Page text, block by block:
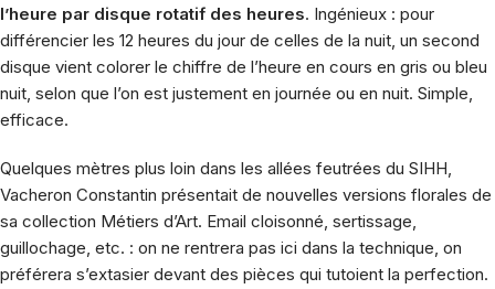
l’heure par disque rotatif des heures. Ingénieux : pour
différencier les 12 heures du jour de celles de la nuit, un second
disque vient colorer le chiffre de l’heure en cours en gris ou bleu
nuit, selon que l’on est justement en journée ou en nuit. Simple,
efficace.
Quelques mètres plus loin dans les allées feutrées du SIHH,
Vacheron Constantin présentait de nouvelles versions florales de
sa collection Métiers d’Art. Email cloisonné, sertissage,
guillochage, etc. : on ne rentrera pas ici dans la technique, on
préférera s’extasier devant des pièces qui tutoient la perfection.